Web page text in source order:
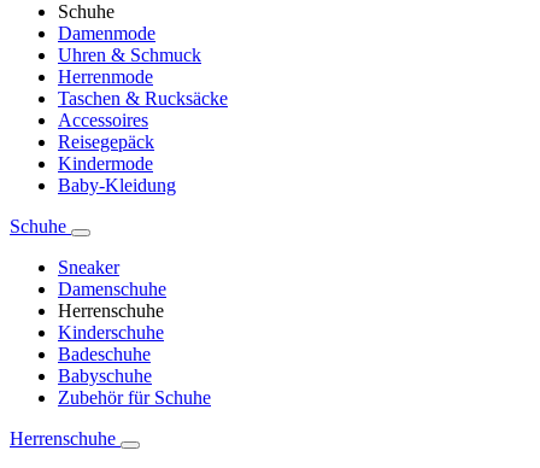
Schuhe
Damenmode
Uhren & Schmuck
Herrenmode
Taschen & Rucksäcke
Accessoires
Reisegepäck
Kindermode
Baby-Kleidung
Schuhe
Sneaker
Damenschuhe
Herrenschuhe
Kinderschuhe
Badeschuhe
Babyschuhe
Zubehör für Schuhe
Herrenschuhe